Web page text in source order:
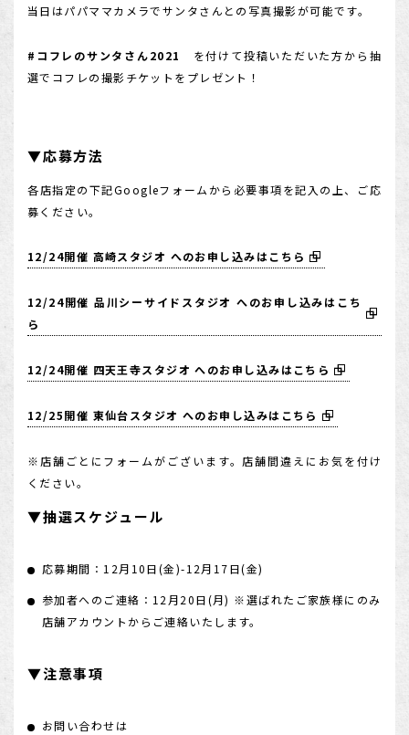
当日はパパママカメラでサンタさんとの写真撮影が可能です。
#コフレのサンタさん2021 を付けて投稿いただいた方から抽
選でコフレの撮影チケットをプレゼント！
▼応募方法
各店指定の下記Googleフォームから必要事項を記入の上、ご応
募ください。
12/24開催 高崎スタジオ へのお申し込みはこちら
12/24開催 品川シーサイドスタジオ へのお申し込みはこち
ら
12/24開催 四天王寺スタジオ へのお申し込みはこちら
12/25開催 東仙台スタジオ へのお申し込みはこちら
※店舗ごとにフォームがございます。店舗間違えにお気を付け
ください。
▼抽選スケジュール
応募期間：12月10日(金)-12月17日(金)
参加者へのご連絡：12月20日(月) ※選ばれたご家族様にのみ
店舗アカウントからご連絡いたします。
▼注意事項
お問い合わせは